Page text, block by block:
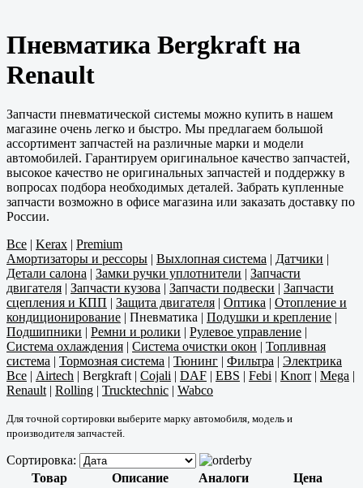
Пневматика Bergkraft на
Renault
Запчасти пневматической системы можно купить в нашем
магазине очень легко и быстро. Мы предлагаем большой
ассортимент запчастей на различные марки и модели
автомобилей. Гарантируем оригинальное качество запчастей,
высокое качество не оригинальных запчастей и поддержку в
вопросах подбора необходимых деталей. Забрать купленные
запчасти возможно в офисе магазина или заказать доставку по
России.
Все | Kerax | Premium
Амортизаторы и рессоры | Выхлопная система | Датчики |
Детали салона | Замки ручки уплотнители | Запчасти
двигателя | Запчасти кузова | Запчасти подвески | Запчасти
сцепления и КПП | Защита двигателя | Оптика | Отопление и
кондиционирование | Пневматика | Подушки и крепление |
Подшипники | Ремни и ролики | Рулевое управление |
Система охлаждения | Система очистки окон | Топливная
система | Тормозная система | Тюнинг | Фильтра | Электрика
Все | Airtech | Bergkraft | Cojali | DAF | EBS | Febi | Knorr| Mega |
Renault | Rolling | Trucktechnic | Wabco
Для точной сортировки выберите марку автомобиля, модель и
производителя запчастей.
Сортировка:
Товар
Описание Аналоги Цена